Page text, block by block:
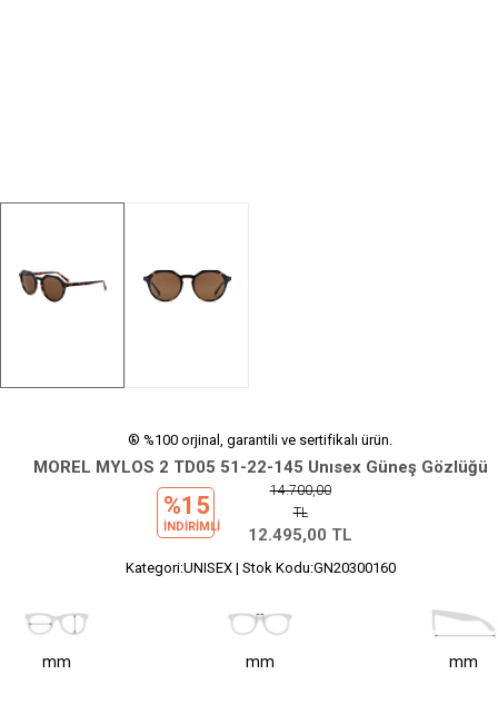
® %100 orjinal, garantili ve sertifikalı ürün.
MOREL MYLOS 2 TD05 51-22-145 Unısex Güneş Gözlüğü
%15
INDIRIMLI
14.700,00
TL
12.495,00 TL
Kategori:UNISEX | Stok Kodu:GN20300160
mm mm mm